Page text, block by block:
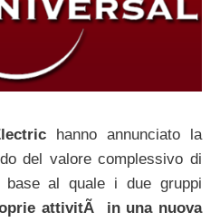
hanno annunciato la
del valore complessivo di
al quale i due gruppi
attivitÃ in una nuova